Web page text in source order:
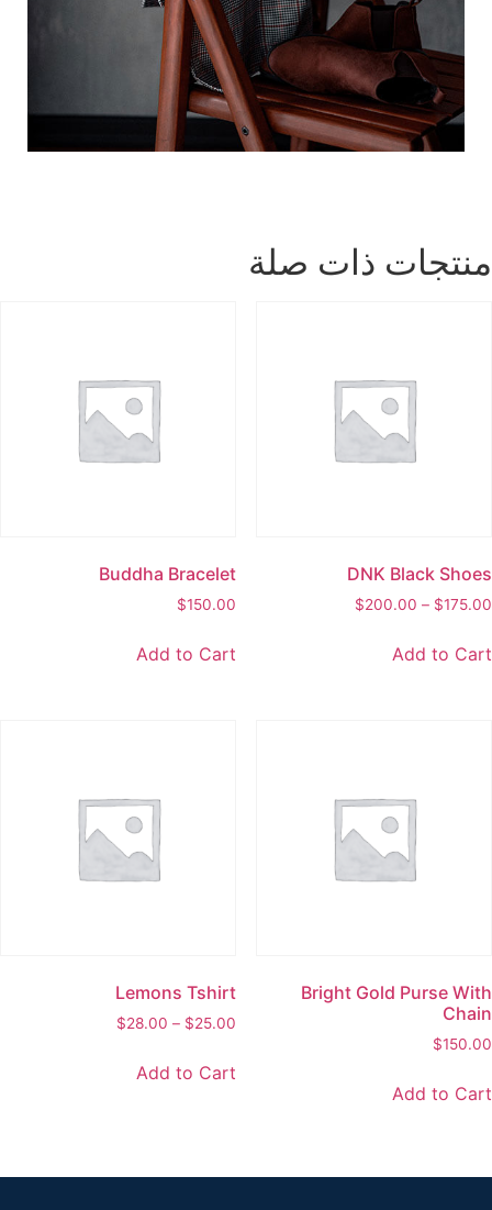
ذات صلة
DNK Black
$
–
$200.00
Add to
Buddha Bracelet
$150.00
Add to Cart
Bright Gold Purse
$
Add to
Lemons Tshirt
$25.00
–
$28.00
Add to Cart